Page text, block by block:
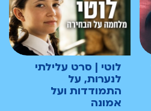
לוטי | סרט עלילתי
לנערות, על
התמודדות ועל
אמונה